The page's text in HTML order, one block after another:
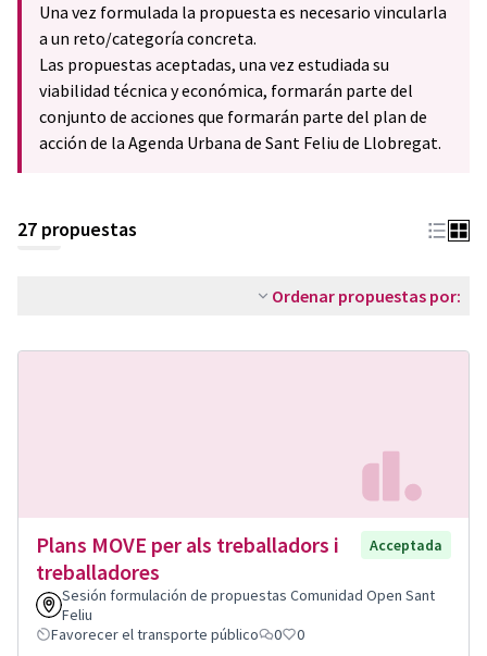
Una vez formulada la propuesta es necesario vincularla
a un reto/categoría concreta.
Las propuestas aceptadas, una vez estudiada su
viabilidad técnica y económica, formarán parte del
conjunto de acciones que formarán parte del plan de
acción de la Agenda Urbana de Sant Feliu de Llobregat.
27 propuestas
Ordenar propuestas por:
Plans MOVE per als treballadors i
treballadores
Acceptada
Sesión formulación de propuestas Comunidad Open Sant
Feliu
Favorecer el transporte público
0 0